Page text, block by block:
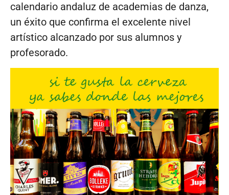
calendario andaluz de academias de danza,
un éxito que confirma el excelente nivel
artístico alcanzado por sus alumnos y
profesorado.